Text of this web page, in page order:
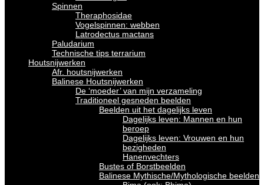
Spinnen
Theraphosidae
Vogelspinnen: webben
Latrodectus mactans
Paludarium
Technische tips terrarium
Houtsnijwerken
Afr. houtsnijwerken
Balinese Houtsnijwerken
De ‘moeder’ van mijn verzameling
Traditioneel gesneden beelden
Beelden uit het dagelijks leven
Dagelijks leven: Mannen en hun
beroep
Dagelijks leven: Vrouwen en hun
bezigheden
Hanenvechters
Bustes of Borstbeelden
Balinese Mythische/Mythologische beelden